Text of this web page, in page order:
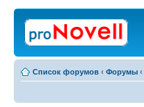
Список форумов ‹ Форумы ‹